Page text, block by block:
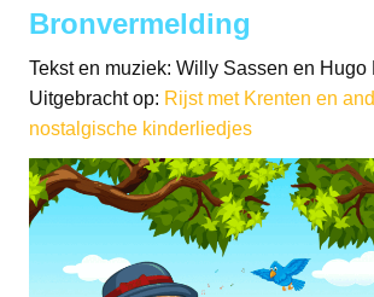
Bronvermelding
Tekst en muziek: Willy Sassen en Hugo
Uitgebracht op: Rijst met Krenten en
nostalgische kinderliedjes